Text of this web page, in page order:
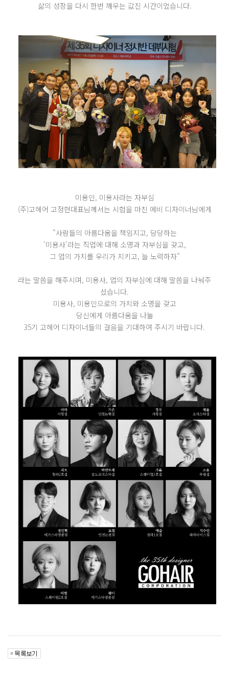
삶의 성장을 다시 한번 깨우는 값진 시간이었습니다.
미용인, 미용사라는 자부심
(주)고헤어 고정현대표님께서는 시험을 마친 예비 디자이너님에게
"사람들의 아름다움을 책임지고, 담당하는
'미용사'라는 직업에 대해 소명과 자부심을 갖고,
그 업의 가치를 우리가 지키고, 늘 노력하자"
라는 말씀을 해주시며, 미용사, 업의 자부심에 대해 말씀을 나눠주
셨습니다.
미용사, 미용인으로의 가치와 소명을 갖고
당신에게 아름다움을 나눌
35기 고헤어 디자이너들의 걸음을 기대하여 주시기 바랍니다.